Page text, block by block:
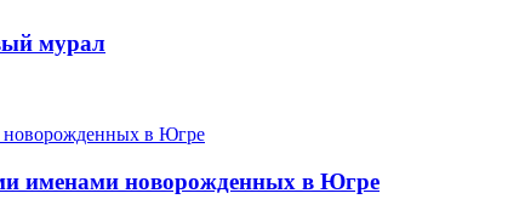
мурал
именами новорожденных в Югре